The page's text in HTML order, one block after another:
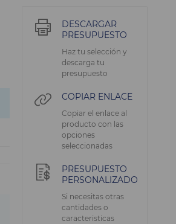
DESCARGAR
PRESUPUESTO
Haz tu selección y
descarga tu
presupuesto
COPIAR ENLACE
Copiar el enlace al
producto con las
opciones
seleccionadas
PRESUPUESTO
PERSONALIZADO
Si necesitas otras
cantidades o
caracteristicas